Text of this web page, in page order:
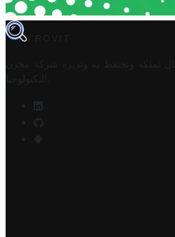
TROVIT
تملكه وتحتفظ به وتديره
شركة مخزن
التكنولوجيا